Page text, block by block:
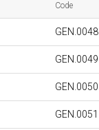
Code
GEN.0048
GEN.0049
GEN.0050
GEN.0051